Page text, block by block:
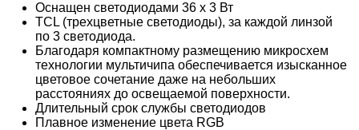
Оснащен светодиодами 36 x 3 Вт
TCL (трехцветные светодиоды), за каждой линзой
по 3 светодиода.
Благодаря компактному размещению микросхем
технологии мультичипа обеспечивается изысканное
цветовое сочетание даже на небольших
расстояниях до освещаемой поверхности.
Длительный срок службы светодиодов
Плавное изменение цвета RGB